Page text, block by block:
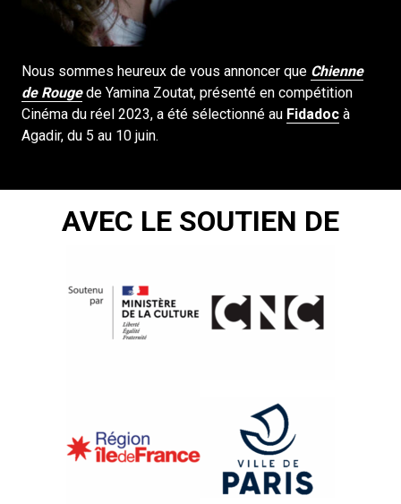
Nous sommes heureux de vous annoncer que Chienne
de Rougede Yamina Zoutat, présenté en compétition
Cinéma du réel 2023, a été sélectionné au Fidadoc à
Agadir, du 5 au 10 juin.
AVEC LE SOUTIEN DE